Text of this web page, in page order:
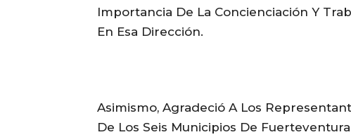
Importancia De La Concienciación Y
En Esa Dirección.
Asimismo, Agradeció A Los
De Los Seis Municipios De